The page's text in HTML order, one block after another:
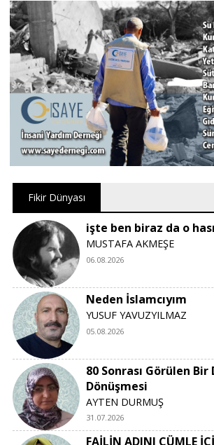
Fikir Dünyası
işte ben biraz da o
MUSTAFA AKMEŞE
06.08.2026
Neden İslamcıyım
YUSUF YAVUZYILMAZ
05.08.2026
80 Sonrası Görülen Bir
Dönüşmesi
AYTEN DURMUŞ
31.07.2026
FAİLİN ADINI CÜMLE